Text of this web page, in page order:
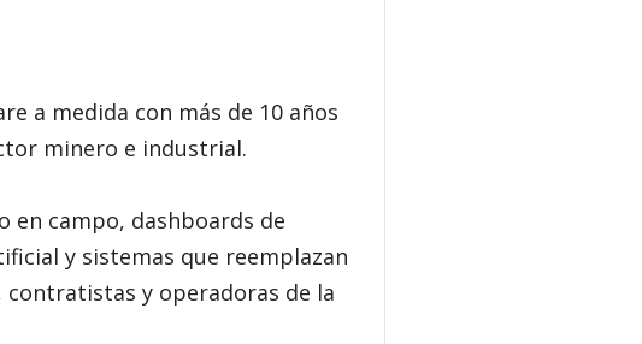
a medida con más de 10 años
minero e industrial.
en campo, dashboards de
y sistemas que reemplazan
contratistas y operadoras de la